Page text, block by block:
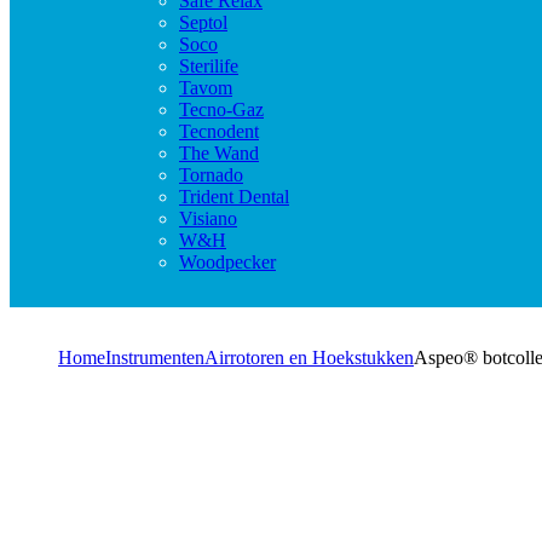
Septol
Soco
Sterilife
Tavom
Tecno-Gaz
Tecnodent
The Wand
Tornado
Trident Dental
Visiano
W&H
Woodpecker
HomeInstrumentenAirrotoren en HoekstukkenAspeo®